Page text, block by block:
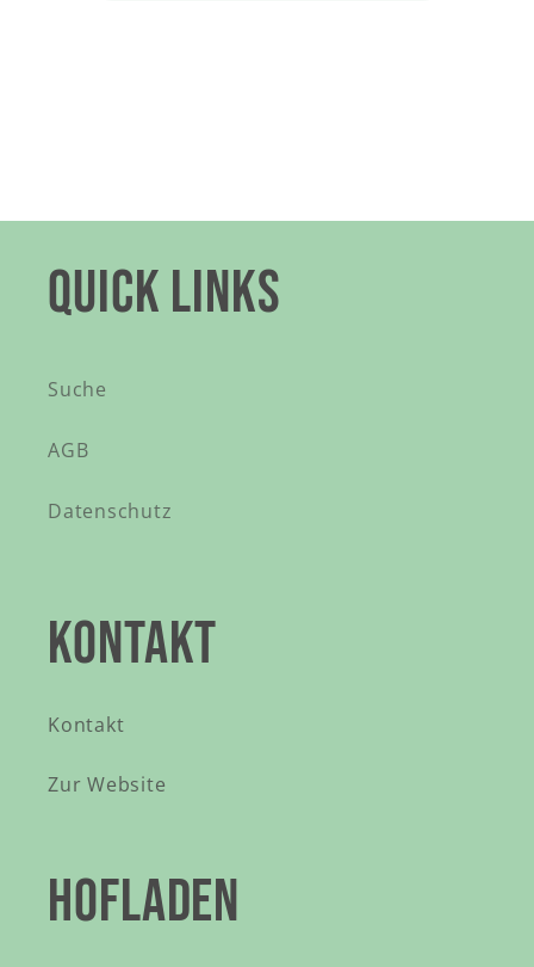
QUICK LINKS
Suche
AGB
Datenschutz
KONTAKT
Kontakt
Zur Website
HOFLADEN